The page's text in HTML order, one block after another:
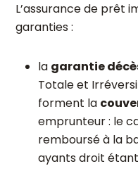
L’assurance de prêt
garanties :
la garantie
Totale et
forment la
emprunteur : le
remboursé à la
ayants droit